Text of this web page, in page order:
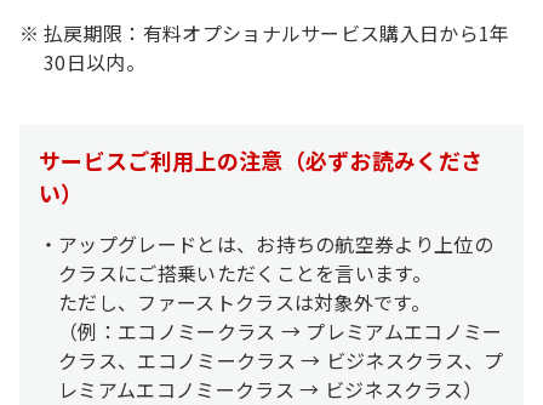
払戻期限：有料オプショナルサービス購入日から1年
30日以内。
サービスご利用上の注意（必ずお読みくださ
い）
アップグレードとは、お持ちの航空券より上位の
クラスにご搭乗いただくことを言います。
ただし、ファーストクラスは対象外です。
（例：エコノミークラス → プレミアムエコノミー
クラス、エコノミークラス → ビジネスクラス、プ
レミアムエコノミークラス → ビジネスクラス）